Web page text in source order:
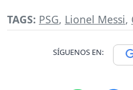
TAGS: PSG, Lionel Messi,
SÍGUENOS EN: